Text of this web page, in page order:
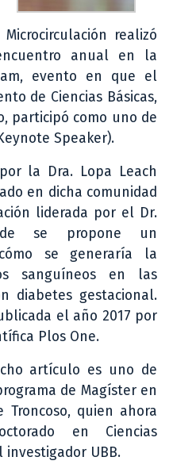
realizó
anual en la
evento en que el
de Ciencias Básicas,
participó como uno de
Speaker).
la Dra. Lopa Leach
en dicha comunidad
liderada por el Dr.
se propone un
se generaría la
sanguíneos en las
diabetes gestacional.
el año 2017 por
Plos One.
artículo es uno de
de Magíster en
Troncoso, quien ahora
en Ciencias
investigador UBB.